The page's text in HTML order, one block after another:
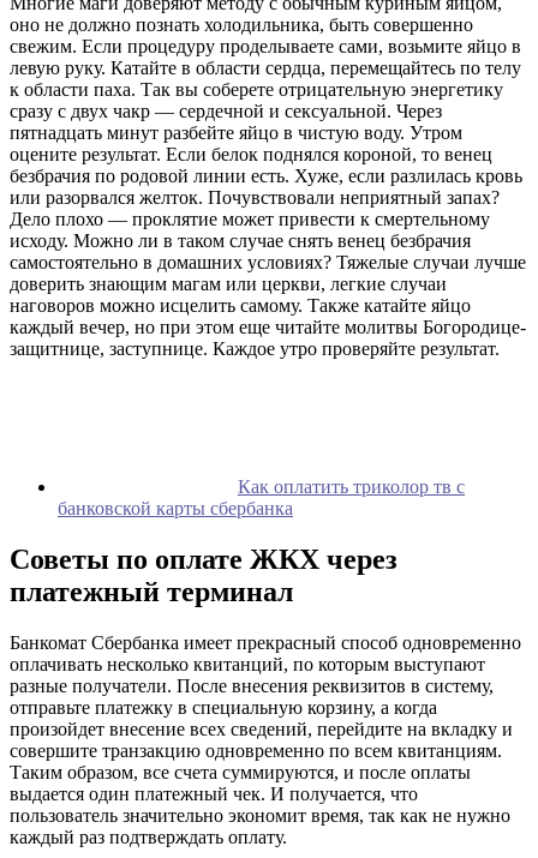
оно не должно познать холодильника, быть совершенно
свежим. Если процедуру проделываете сами, возьмите яйцо в
левую руку. Катайте в области сердца, перемещайтесь по телу
к области паха. Так вы соберете отрицательную энергетику
сразу с двух чакр — сердечной и сексуальной. Через
пятнадцать минут разбейте яйцо в чистую воду. Утром
оцените результат. Если белок поднялся короной, то венец
безбрачия по родовой линии есть. Хуже, если разлилась кровь
или разорвался желток. Почувствовали неприятный запах?
Дело плохо — проклятие может привести к смертельному
исходу. Можно ли в таком случае снять венец безбрачия
самостоятельно в домашних условиях? Тяжелые случаи лучше
доверить знающим магам или церкви, легкие случаи
наговоров можно исцелить самому. Также катайте яйцо
каждый вечер, но при этом еще читайте молитвы Богородице-
защитнице, заступнице. Каждое утро проверяйте результат.
Как оплатить триколор тв с
банковской карты сбербанка
Советы по оплате ЖКХ через
платежный терминал
Банкомат Сбербанка имеет прекрасный способ одновременно
оплачивать несколько квитанций, по которым выступают
разные получатели. После внесения реквизитов в систему,
отправьте платежку в специальную корзину, а когда
произойдет внесение всех сведений, перейдите на вкладку и
совершите транзакцию одновременно по всем квитанциям.
Таким образом, все счета суммируются, и после оплаты
выдается один платежный чек. И получается, что
пользователь значительно экономит время, так как не нужно
каждый раз подтверждать оплату.